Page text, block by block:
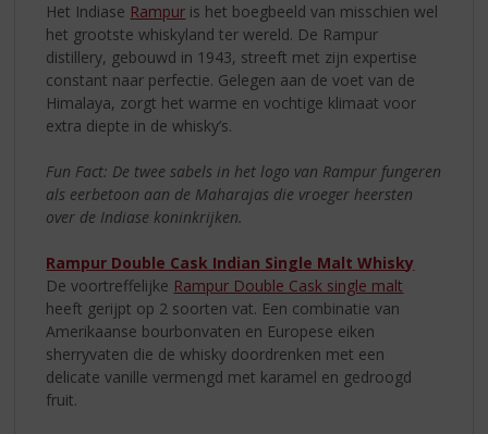
Het Indiase Rampur is het boegbeeld van misschien wel
het grootste whiskyland ter wereld. De Rampur
distillery, gebouwd in 1943, streeft met zijn expertise
constant naar perfectie. Gelegen aan de voet van de
Himalaya, zorgt het warme en vochtige klimaat voor
extra diepte in de whisky’s.
Fun Fact: De twee sabels in het logo van Rampur fungeren
als eerbetoon aan de Maharajas die vroeger heersten
over de Indiase koninkrijken.
Rampur Double Cask Indian Single Malt Whisky
De voortreffelijke Rampur Double Cask single malt
heeft gerijpt op 2 soorten vat. Een combinatie van
Amerikaanse bourbonvaten en Europese eiken
sherryvaten die de whisky doordrenken met een
delicate vanille vermengd met karamel en gedroogd
fruit.